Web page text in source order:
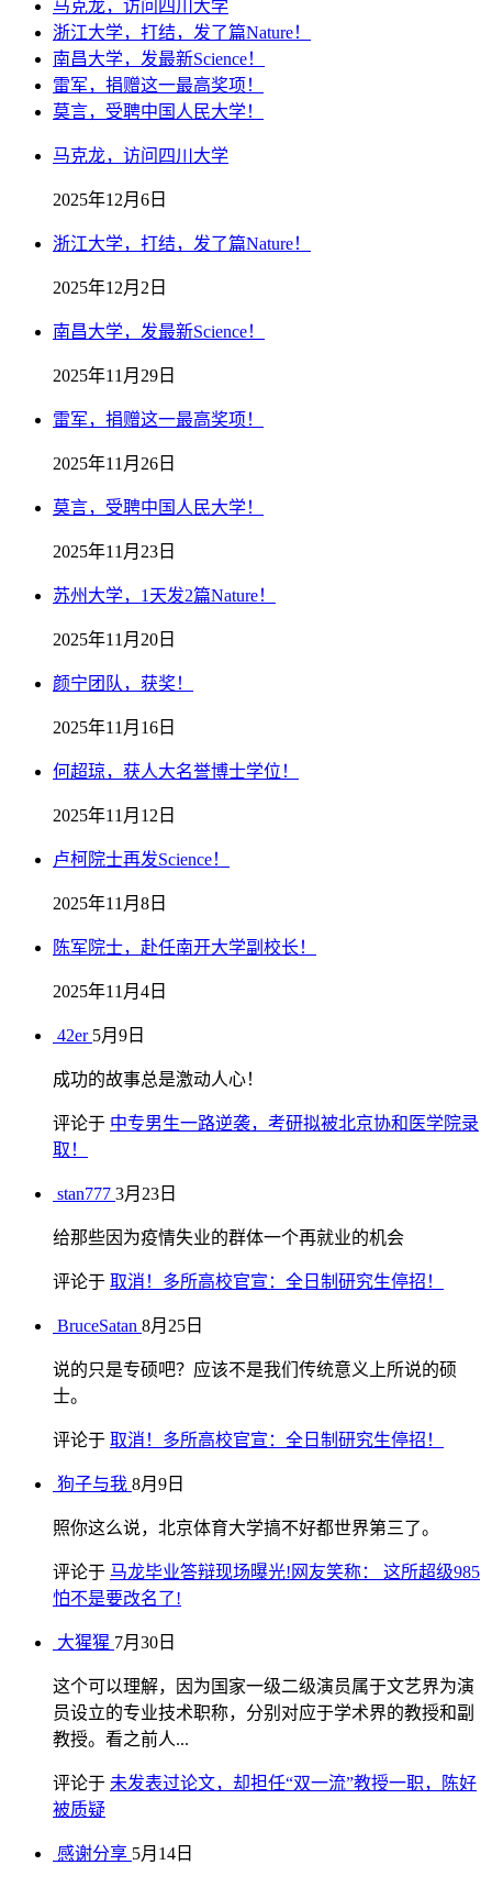
马克龙，访问四川大学
浙江大学，打结，发了篇Nature！
南昌大学，发最新Science！
雷军，捐赠这一最高奖项！
莫言，受聘中国人民大学！
马克龙，访问四川大学
2025年12月6日
浙江大学，打结，发了篇Nature！
2025年12月2日
南昌大学，发最新Science！
2025年11月29日
雷军，捐赠这一最高奖项！
2025年11月26日
莫言，受聘中国人民大学！
2025年11月23日
苏州大学，1天发2篇Nature！
2025年11月20日
颜宁团队，获奖！
2025年11月16日
何超琼，获人大名誉博士学位！
2025年11月12日
卢柯院士再发Science！
2025年11月8日
陈军院士，赴任南开大学副校长！
2025年11月4日
42er 5月9日
成功的故事总是激动人心！
评论于 中专男生一路逆袭，考研拟被北京协和医学院录
取！
stan777 3月23日
给那些因为疫情失业的群体一个再就业的机会
评论于 取消！多所高校官宣：全日制研究生停招！
BruceSatan 8月25日
说的只是专硕吧？应该不是我们传统意义上所说的硕
士。
评论于 取消！多所高校官宣：全日制研究生停招！
狗子与我 8月9日
照你这么说，北京体育大学搞不好都世界第三了。
评论于 马龙毕业答辩现场曝光!网友笑称： 这所超级985
怕不是要改名了!
大猩猩 7月30日
这个可以理解，因为国家一级二级演员属于文艺界为演
员设立的专业技术职称，分别对应于学术界的教授和副
教授。看之前人...
评论于 未发表过论文，却担任“双一流”教授一职，陈好
被质疑
感谢分享 5月14日